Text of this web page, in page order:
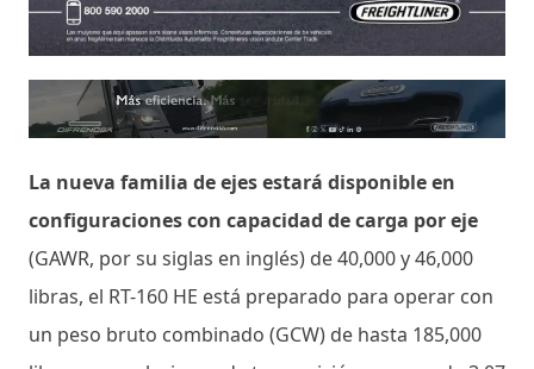
La nueva familia de ejes estará disponible en
configuraciones con capacidad de carga por eje
(GAWR, por su siglas en inglés) de 40,000 y 46,000
libras, el RT-160 HE está preparado para operar con
un peso bruto combinado (GCW) de hasta 185,000